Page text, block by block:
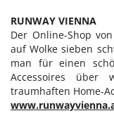
RUNWAY VIENNA
Der Online-Shop von
auf Wolke sieben
man für einen
Accessoires über
traumhaften Home-